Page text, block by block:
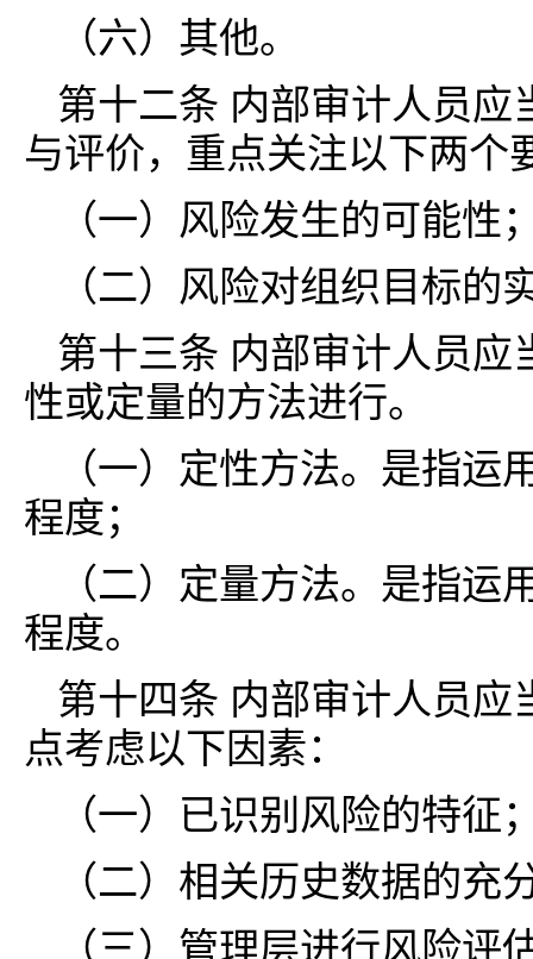
（六）其他。
第十二条 内部审计人员
与评价，重点关注以下两个
（一）风险发生的可能性
（二）风险对组织目标的
第十三条 内部审计人员
性或定量的方法进行。
（一）定性方法。是指
程度；
（二）定量方法。是指
程度。
第十四条 内部审计人员
点考虑以下因素：
（一）已识别风险的特征
（二）相关历史数据的充
（三）管理层进行风险评